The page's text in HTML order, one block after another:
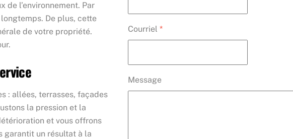
de l’environnement. Par
De plus, cette
de votre propriété.
: allées, terrasses, façades
la pression et la
et vous offrons
garantit un résultat à la
Courriel *
Message